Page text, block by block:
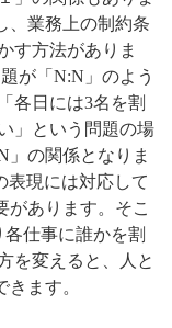
、業務上の制約条
す方法がありま
が「N:N」のよう
各日には3名を割
」という問題の場
」の関係となりま
表現には対応して
があります。そこ
仕事に誰かを割
を変えると、人と
ます。